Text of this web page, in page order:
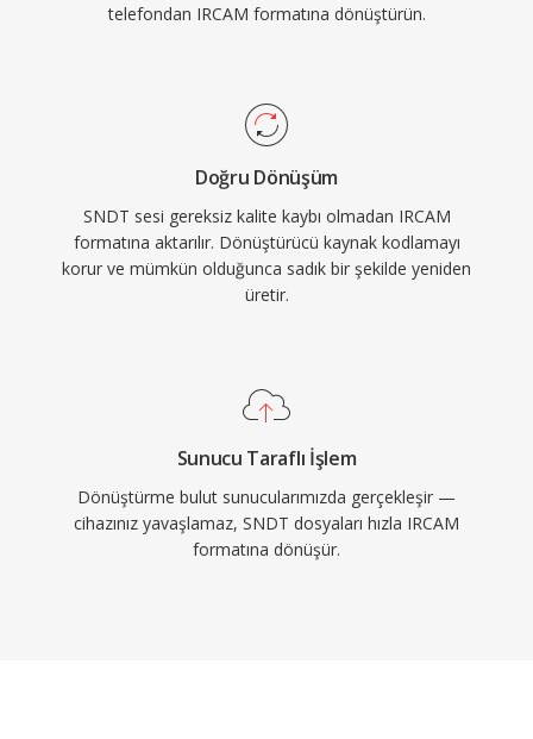
telefondan IRCAM formatına dönüştürün.
Doğru Dönüşüm
SNDT sesi gereksiz kalite kaybı olmadan IRCAM
formatına aktarılır. Dönüştürücü kaynak kodlamayı
korur ve mümkün olduğunca sadık bir şekilde yeniden
üretir.
Sunucu Taraflı İşlem
Dönüştürme bulut sunucularımızda gerçekleşir —
cihazınız yavaşlamaz, SNDT dosyaları hızla IRCAM
formatına dönüşür.